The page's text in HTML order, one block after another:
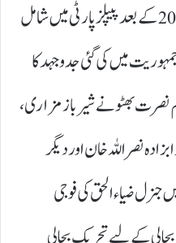
جیلانی خاندان کے دیگر افراد سن 2000کے بعد پیپلز پارٹی میں شامل
میں کی گئی جدوجہد کا
فروری 1981ء کو بیگم نصرت بھٹو نے شیر باز مزاری،
نصراللہ خان اور دیگر
کراچی میں جنرل ضیاء الحق کی فوجی